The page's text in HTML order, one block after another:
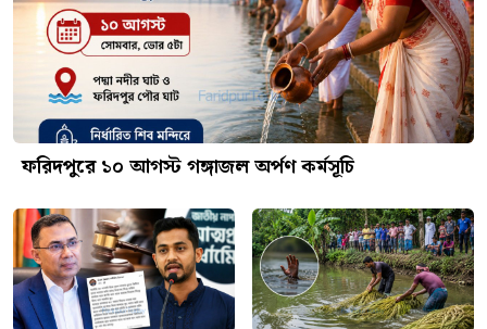
ফরিদপুরে ১০ আগস্ট গঙ্গাজল অর্পণ কর্মসূচি